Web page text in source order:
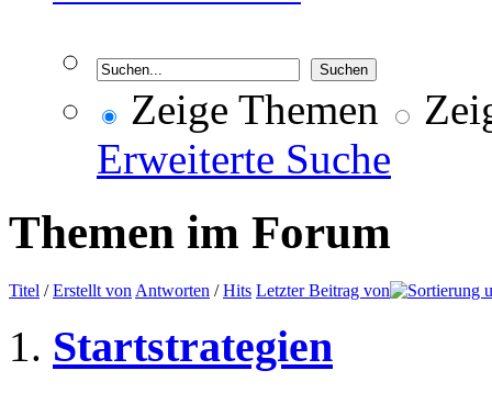
Zeige Themen
Erweiterte Suche
Themen im Forum
Titel /Erstellt von Antworten /Hits Letzter Beitrag von
Startstrategien